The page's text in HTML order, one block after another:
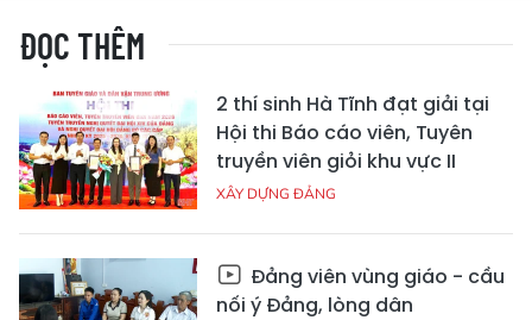
ĐỌC THÊM
2 thí sinh Hà Tĩnh đạt giải tại
Hội thi Báo cáo viên, Tuyên
truyền viên giỏi khu vực II
XÂY DỰNG ĐẢNG
Đảng viên vùng giáo - cầu
nối ý Đảng, lòng dân